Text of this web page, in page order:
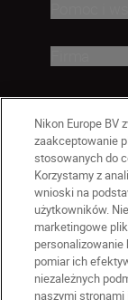
Nikon Europe BV
zaakceptowanie
stosowanych do
Korzystamy z
wnioski na
użytkowników.
marketingowe
pomiar ich
niezależnych
naszymi